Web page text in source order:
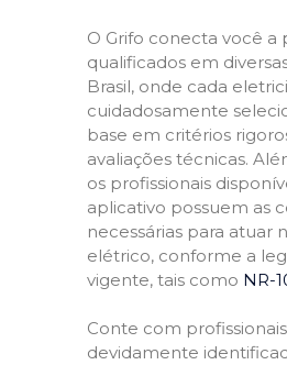
O Grifo conecta você a
qualificados em
Brasil, onde cada
cuidadosamente
base em critérios
avaliações técnicas.
os profissionais
aplicativo possuem as
necessárias para atuar
elétrico, conforme a
vigente, tais como NR-
Conte com
devidamente